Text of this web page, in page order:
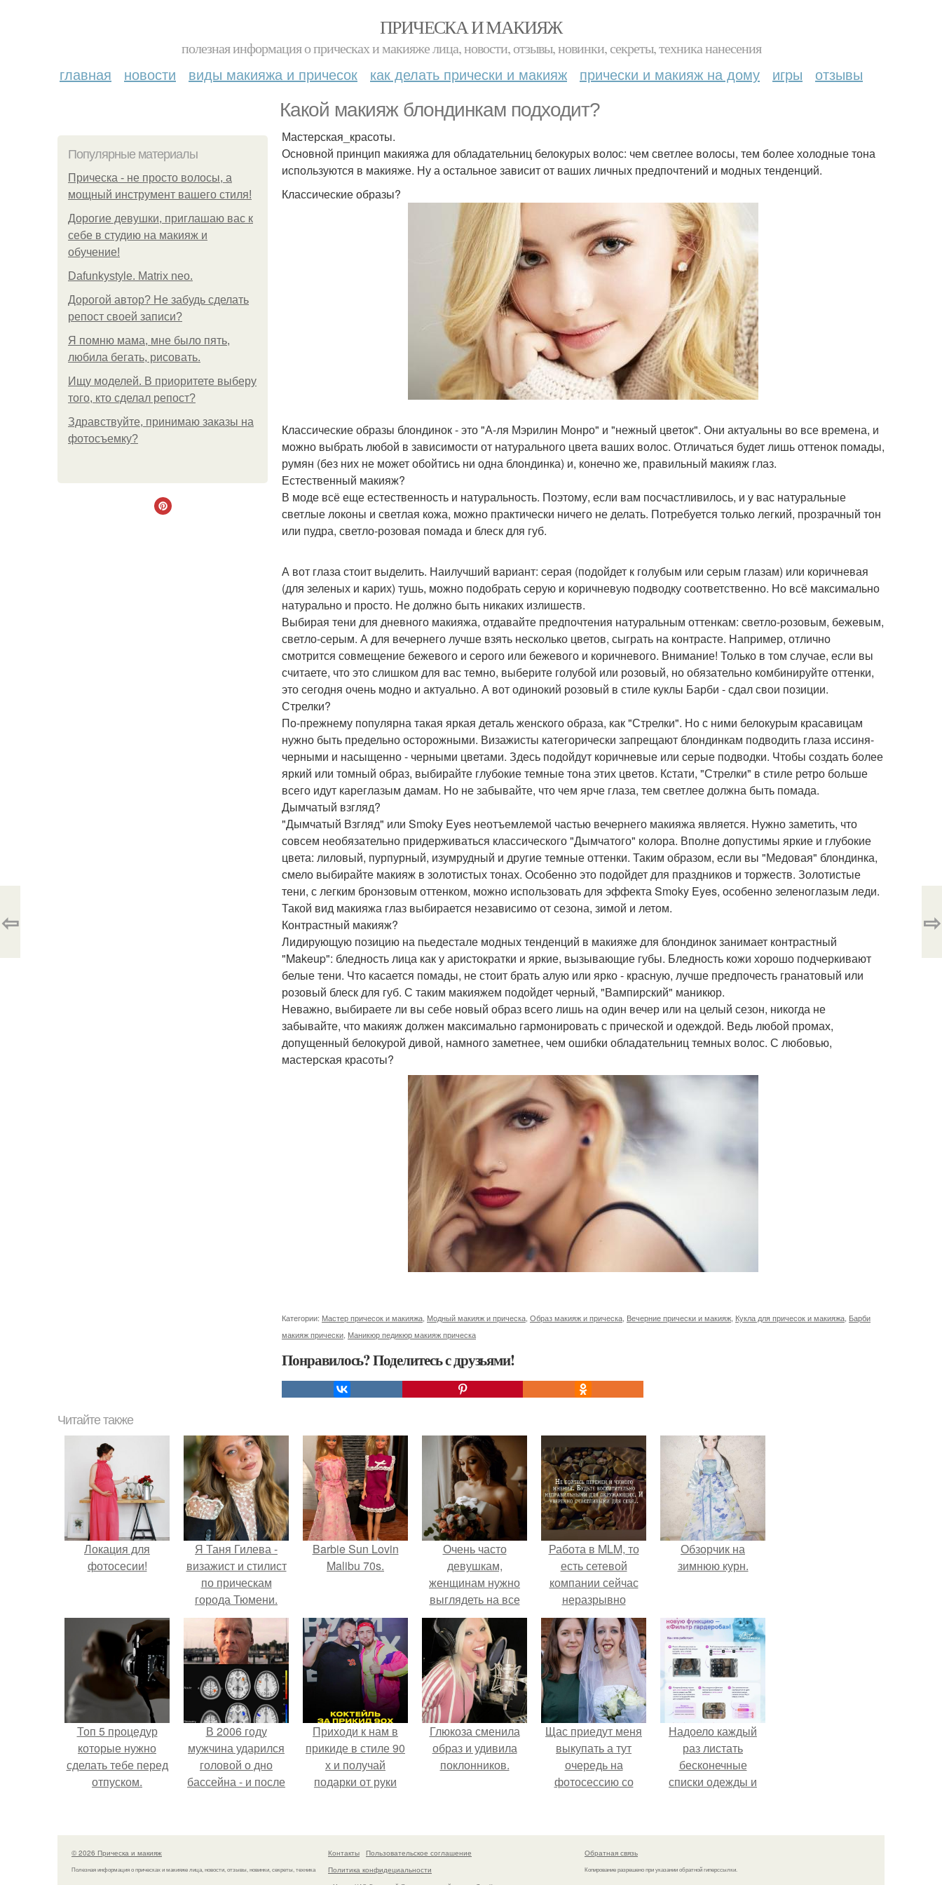
ПРИЧЕСКА И МАКИЯЖ
полезная информация о прическах и макияже лица, новости, отзывы, новинки, секреты, техника нанесения
главная новости виды макияжа и причесок как делать прически и макияж прически и макияж на дому игры отзывы
Какой макияж блондинкам подходит?
Популярные материалы
Прическа - не просто волосы, а
мощный инструмент вашего стиля!
Дорогие девушки, приглашаю вас к
себе в студию на макияж и
обучение!
Dafunkystyle. Matrix neo.
Дорогой автор? Не забудь сделать
репост своей записи?
Я помню мама, мне было пять,
любила бегать, рисовать.
Ищу моделей. В приоритете выберу
того, кто сделал репост?
Здравствуйте, принимаю заказы на
фотосъемку?
Мастерская_красоты.
Основной принцип макияжа для обладательниц белокурых волос: чем светлее волосы, тем более холодные тона
используются в макияже. Ну а остальное зависит от ваших личных предпочтений и модных тенденций.
Классические образы?
Классические образы блондинок - это "А-ля Мэрилин Монро" и "нежный цветок". Они актуальны во все времена, и
можно выбрать любой в зависимости от натурального цвета ваших волос. Отличаться будет лишь оттенок помады,
румян (без них не может обойтись ни одна блондинка) и, конечно же, правильный макияж глаз.
Естественный макияж?
В моде всё еще естественность и натуральность. Поэтому, если вам посчастливилось, и у вас натуральные
светлые локоны и светлая кожа, можно практически ничего не делать. Потребуется только легкий, прозрачный тон
или пудра, светло-розовая помада и блеск для губ.
А вот глаза стоит выделить. Наилучший вариант: серая (подойдет к голубым или серым глазам) или коричневая
(для зеленых и карих) тушь, можно подобрать серую и коричневую подводку соответственно. Но всё максимально
натурально и просто. Не должно быть никаких излишеств.
Выбирая тени для дневного макияжа, отдавайте предпочтения натуральным оттенкам: светло-розовым, бежевым,
светло-серым. А для вечернего лучше взять несколько цветов, сыграть на контрасте. Например, отлично
смотрится совмещение бежевого и серого или бежевого и коричневого. Внимание! Только в том случае, если вы
считаете, что это слишком для вас темно, выберите голубой или розовый, но обязательно комбинируйте оттенки,
это сегодня очень модно и актуально. А вот одинокий розовый в стиле куклы Барби - сдал свои позиции.
Стрелки?
По-прежнему популярна такая яркая деталь женского образа, как "Стрелки". Но с ними белокурым красавицам
нужно быть предельно осторожными. Визажисты категорически запрещают блондинкам подводить глаза иссиня-
черными и насыщенно - черными цветами. Здесь подойдут коричневые или серые подводки. Чтобы создать более
яркий или томный образ, выбирайте глубокие темные тона этих цветов. Кстати, "Стрелки" в стиле ретро больше
всего идут кареглазым дамам. Но не забывайте, что чем ярче глаза, тем светлее должна быть помада.
Дымчатый взгляд?
"Дымчатый Взгляд" или Smoky Eyes неотъемлемой частью вечернего макияжа является. Нужно заметить, что
совсем необязательно придерживаться классического "Дымчатого" колора. Вполне допустимы яркие и глубокие
цвета: лиловый, пурпурный, изумрудный и другие темные оттенки. Таким образом, если вы "Медовая" блондинка,
смело выбирайте макияж в золотистых тонах. Особенно это подойдет для праздников и торжеств. Золотистые
тени, с легким бронзовым оттенком, можно использовать для эффекта Smoky Eyes, особенно зеленоглазым леди.
Такой вид макияжа глаз выбирается независимо от сезона, зимой и летом.
Контрастный макияж?
Лидирующую позицию на пьедестале модных тенденций в макияже для блондинок занимает контрастный
"Makeup": бледность лица как у аристократки и яркие, вызывающие губы. Бледность кожи хорошо подчеркивают
белые тени. Что касается помады, не стоит брать алую или ярко - красную, лучше предпочесть гранатовый или
розовый блеск для губ. С таким макияжем подойдет черный, "Вампирский" маникюр.
Неважно, выбираете ли вы себе новый образ всего лишь на один вечер или на целый сезон, никогда не
забывайте, что макияж должен максимально гармонировать с прической и одеждой. Ведь любой промах,
допущенный белокурой дивой, намного заметнее, чем ошибки обладательниц темных волос. С любовью,
мастерская красоты?
Категории: Мастер причесок и макияжа Модный макияж и прическа Образ макияж и прическа Вечерние прически и макияж Кукла для причесок и макияжа Барби
макияж прически Маникюр педикюр макияж прическа
Понравилось? Поделитесь с друзьями!
⇦ ⇨
Читайте также
Локация для
фотосесии!
Я Таня Гилева -
визажист и стилист
по прическам
города Тюмени.
Barbie Sun Lovin
Malibu 70s.
Очень часто
девушкам,
женщинам нужно
выглядеть на все
100%?
Работа в MLM, то
есть сетевой
компании сейчас
неразрывно
связана с создание
своего контента,
своей страницы в
соц сетях.
Обзорчик на
зимнюю курн.
Топ 5 процедур
которые нужно
сделать тебе перед
отпуском.
В 2006 году
мужчина ударился
головой о дно
бассейна - и после
странным образом.
Приходи к нам в
прикиде в стиле 90
х и получай
подарки от руки
Глюкоза сменила
образ и удивила
поклонников.
Щас приедут меня
выкупать а тут
очередь на
фотосессию со
Надоело каждый
раз листать
бесконечные
списки одежды и
кусочкам?
© 2026 Прическа и макияж
Полезная информация о прическах и макияже лица, новости, отзывы, новинки, секреты, техника
Контакты
Пользовательское соглашение
Политика конфидециальности
Обратная связь
Копирование разрешено при указании обратной гиперссылки.